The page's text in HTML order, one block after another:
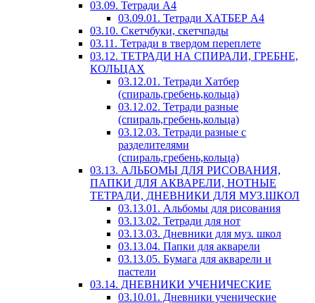
03.09. Тетради А4
03.09.01. Тетради ХАТБЕР А4
03.10. Скетчбуки, скетчпады
03.11. Тетради в твердом переплете
03.12. ТЕТРАДИ НА СПИРАЛИ, ГРЕБНЕ,
КОЛЬЦАХ
03.12.01. Тетради Хатбер
(спираль,гребень,кольца)
03.12.02. Тетради разные
(спираль,гребень,кольца)
03.12.03. Тетради разные с
разделителями
(спираль,гребень,кольца)
03.13. АЛЬБОМЫ ДЛЯ РИСОВАНИЯ,
ПАПКИ ДЛЯ АКВАРЕЛИ, НОТНЫЕ
ТЕТРАДИ, ДНЕВНИКИ ДЛЯ МУЗ.ШКОЛ
03.13.01. Альбомы для рисования
03.13.02. Тетради для нот
03.13.03. Дневники для муз. школ
03.13.04. Папки для акварели
03.13.05. Бумага для акварели и
пастели
03.14. ДНЕВНИКИ УЧЕНИЧЕСКИЕ
03.10.01. Дневники ученические